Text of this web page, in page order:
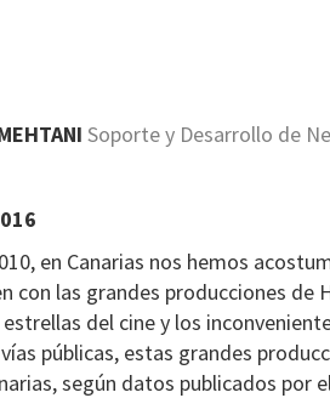
Soporte y Desarrollo de
en Canarias nos hemos
con las grandes producciones de
del cine y los
públicas, estas grandes
según datos publicados por